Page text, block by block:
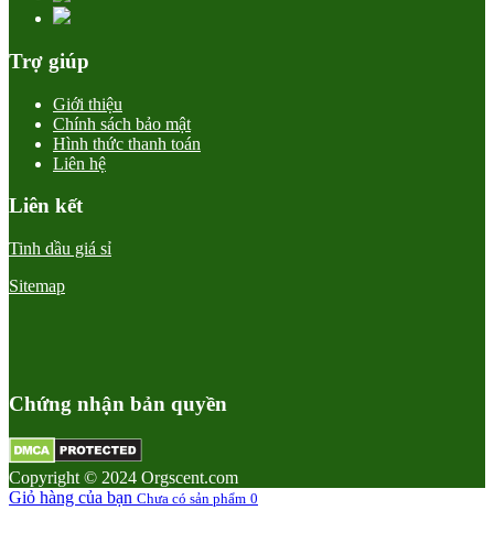
Trợ giúp
Giới thiệu
Chính sách bảo mật
Hình thức thanh toán
Liên hệ
Liên kết
Tinh dầu giá sỉ
Sitemap
Chứng nhận bản quyền
Copyright © 2024 Orgscent.com
Giỏ hàng của bạn Chưa có sản phẩm 0